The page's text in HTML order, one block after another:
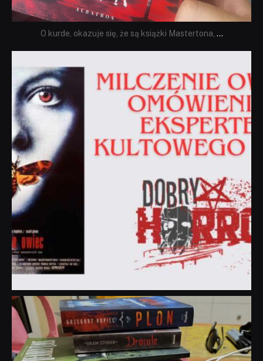
O kurde, okazuje się, że są książki Mastertona, ...
Sie 19
dobryhorror
Lip 31